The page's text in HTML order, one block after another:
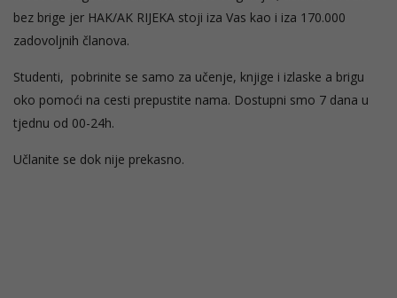
bez brige jer HAK/AK RIJEKA stoji iza Vas kao i iza 170.000
zadovoljnih članova.
Studenti, pobrinite se samo za učenje, knjige i izlaske a brigu
oko pomoći na cesti prepustite nama. Dostupni smo 7 dana u
tjednu od 00-24h.
Učlanite se dok nije prekasno.